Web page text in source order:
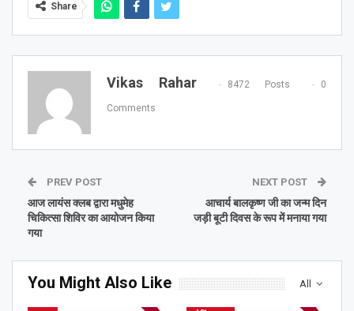
Share
Vikas Rahar 8472 Posts 0
Comments
PREV POST
आज लायंस क्लब द्वारा मधुमेह
चिकित्सा शिविर का आयोजन किया
गया
NEXT POST
आचार्य बालकृष्ण जी का जन्म दिन
जड़ी बूटी दिवस के रूप में मनाया गया
All
You Might Also Like